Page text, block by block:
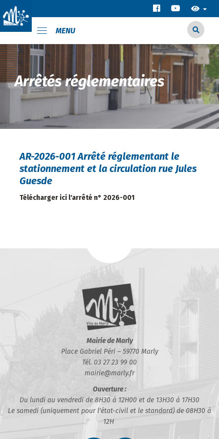
MENU
Arrêtés réglementaires
AR-2026-001 Arrêté réglementant le
stationnement et la circulation rue Jules
Guesde
Télécharger ici l'arrêté n° 2026-001
Mairie de Marly
Place Gabriel Péri – 59770 Marly
Tél. 03 27 23 99 00
mairie@marly.fr
Ouverture :
Du lundi au vendredi de 8H30 à 12H00 et de 13H30 à 17H30
Le samedi (uniquement pour l'état-civil et le standard) de 08H30 à
12H